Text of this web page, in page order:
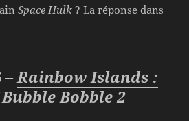
Space Hulk ? La réponse dans
–Rainbow Islands :
Bobble 2